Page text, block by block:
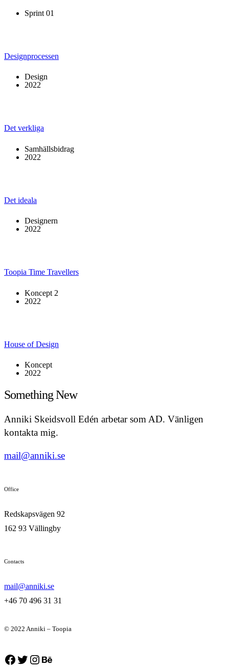
Sprint 01
Designprocessen
Design
2022
Det verkliga
Samhällsbidrag
2022
Det ideala
Designern
2022
Toopia Time Travellers
Koncept 2
2022
House of Design
Koncept
2022
Something New
Anniki Skeidsvoll Edén arbetar som AD. Vänligen
kontakta mig.
mail@anniki.se
Office
Redskapsvägen 92
162 93 Vällingby
Contacts
mail@anniki.se
+46 70 496 31 31
© 2022 Anniki – Toopia
Facebook Twitter Instagram Behance